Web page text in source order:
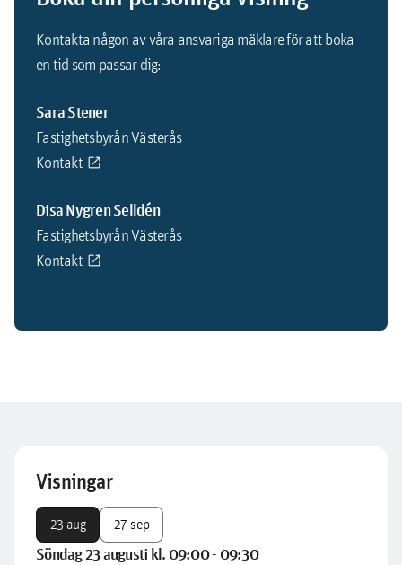
Kontakta någon av våra ansvariga mäklare för att boka
en tid som passar dig:
Sara Stener
Fastighetsbyrån Västerås
Kontakt
Disa Nygren Selldén
Fastighetsbyrån Västerås
Kontakt
Visningar
23 aug 27 sep
Söndag 23 augusti kl. 09:00 - 09:30